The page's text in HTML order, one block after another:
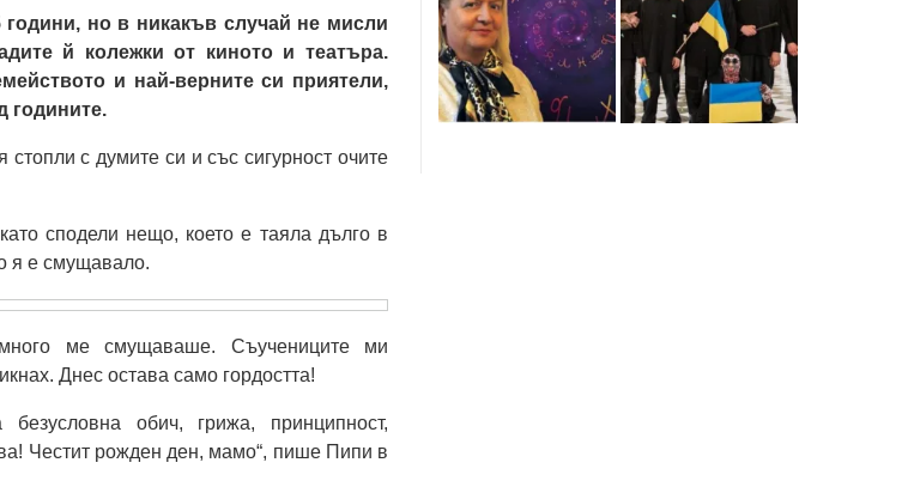
но в никакъв случай не мисли
й колежки от киното и театъра.
и най-верните си приятели,
годините.
с думите си и със сигурност очите
сподели нещо, което е таяла дълго в
я е смущавало.
много ме смущаваше. Съучениците ми
Днес остава само гордостта!
обич, грижа, принципност,
Честит рожден ден, мамо“, пише Пипи в